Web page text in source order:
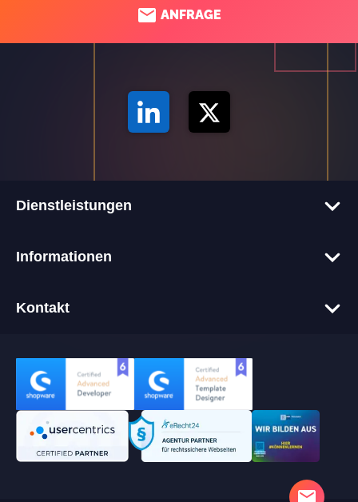
ANFRAGE
Dienstleistungen
IT-Betreuung
Cookie Banner (CMP) Integration
Informationen
Referenzen
Kontakt
Cookie-Einwilligung
Kontakt
info@alkima.de
alkima GmbH
Colmarer Str. 12
65203 Wiesbaden